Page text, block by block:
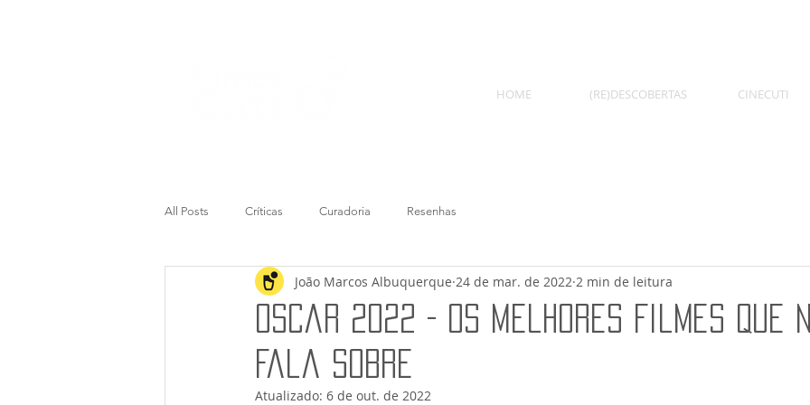
HOME (RE)DESCOBERTAS CINECUTI
All Posts Críticas Curadoria Resenhas
Oscar 2022 - Os Melhores Filmes Que
Fala Sobre
João Marcos Albuquerque 24 de mar. de 2022 2 min de leitura
Atualizado: 6 de out. de 2022